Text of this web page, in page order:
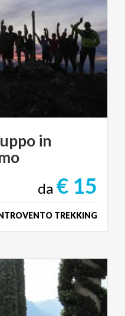
in
da € 15
TREKKING